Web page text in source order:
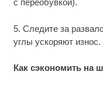
с переобувкой).
5. Следите за
углы ускоряют износ.
Как сэкономить на